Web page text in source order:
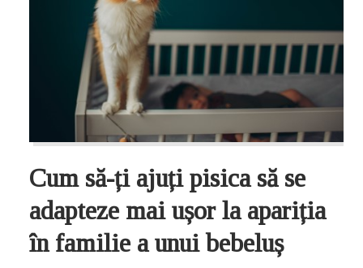
Cum să-ți ajuți pisica să se
adapteze mai ușor la apariția
în familie a unui bebeluș